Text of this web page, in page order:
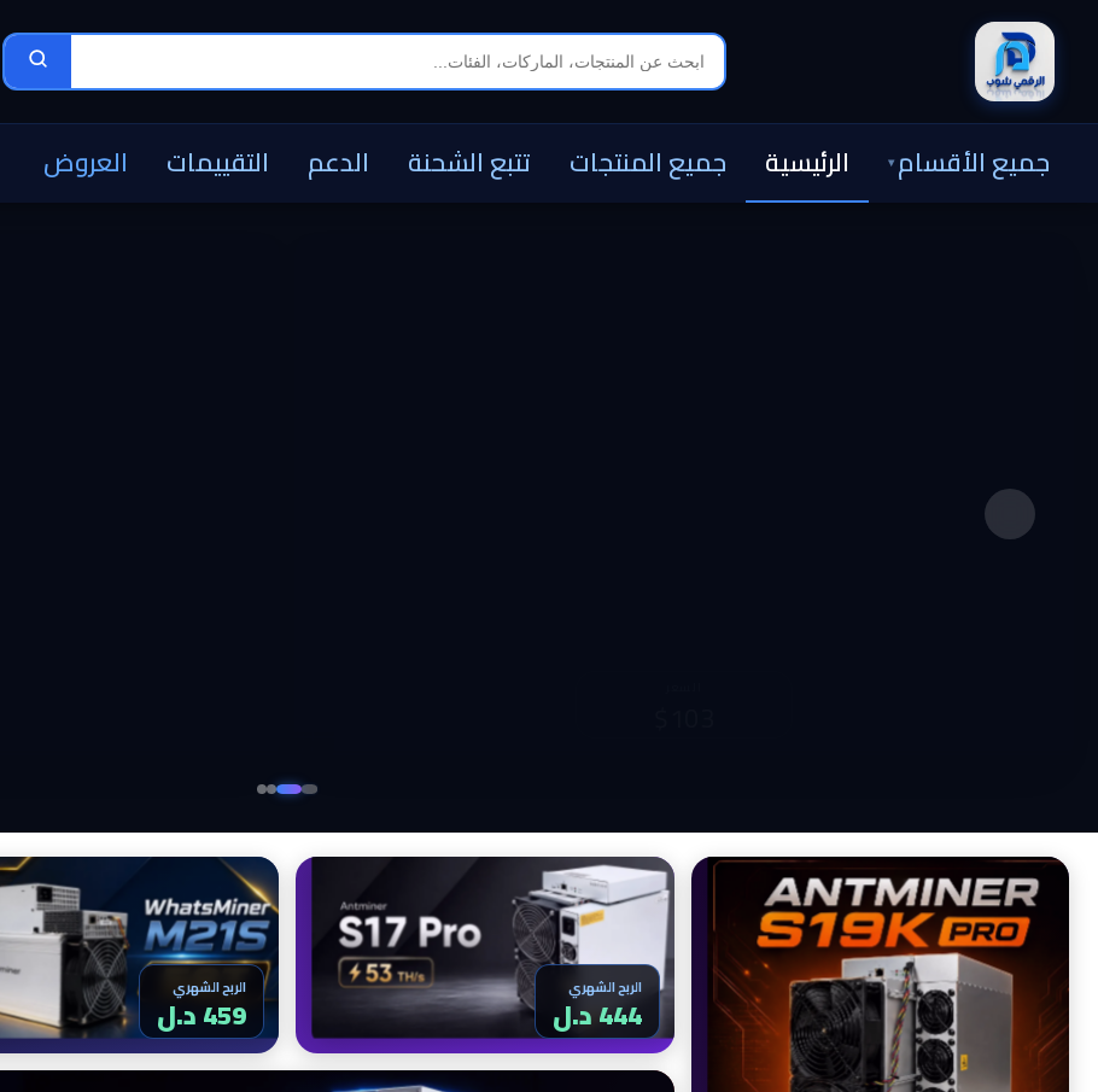
جميع الأقسام الرئيسية جميع المنتجات تتبع الشحنة الدعم التقييمات العروض
الربح الشهري
444 د.ل
الربح الشهري
459 د.ل